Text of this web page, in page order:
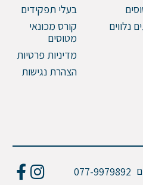
נלווים
בעלי תפקידים
קורס מכונאי
מטוסים
מדיניות פרטיות
הצהרת נגישות
077-9979892